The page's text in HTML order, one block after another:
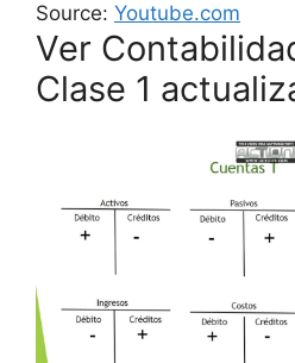
Source: Youtube.com
Ver
Clase 1